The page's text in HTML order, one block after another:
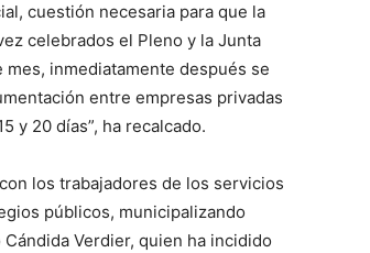
cuestión necesaria para que la
celebrados el Pleno y la Junta
inmediatamente después se
entre empresas privadas
y 20 días”, ha recalcado.
los trabajadores de los servicios
públicos, municipalizando
Verdier, quien ha incidido